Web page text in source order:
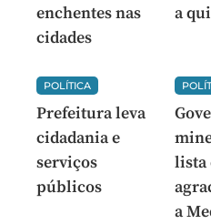
enchentes nas
cidades
a
POLÍTICA
Prefeitura leva
cidadania e
serviços
públicos
lista
a